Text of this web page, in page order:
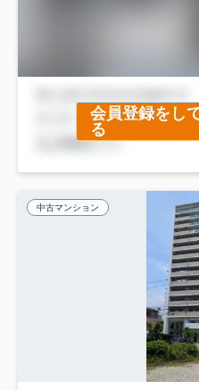
会員登録をし
る
中古マンション